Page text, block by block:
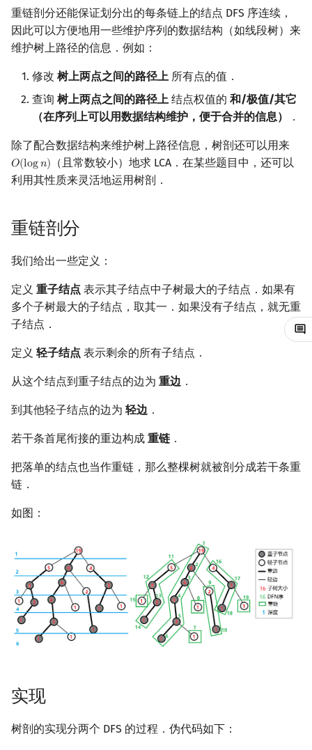
Geany
GUIDE
Sublime Text
CP Editor
Polygon
OJ 工具
LaTeX 入门
编译优化
桶排序
锦标赛排序
Tim 排序
排序相关 STL
倍增
构造
Dancing Links
Alpha–Beta 剪枝
优化
插头 DP
计数 DP
动态 DP
概率 DP
DP 套 DP
DP 优化
AC 自动机
后缀数组 (SA)
后缀自动机 (SAM)
后缀平衡树
广义后缀自动机
后缀树
序列自动机
最小表示法
Lyndon 分解
Main–Lorentz 算法
复数
数论
模逆元
中国剩余定理
升幂引理
阶乘取模
阶 & 原根
离散对数
高次剩余 & 单位根
数论分块
Min_25 筛
洲阁筛
类欧几里德算法
Stern–Brocot 树与 Farey
多项式与生成函数
常系数齐次线性递推
符号化方法
Lagrange 反演
形式幂级数复合|复合逆
组合数学
Entringer Number
分拆数
范德蒙德卷积
Pólya 计数
线性代数
特征多项式
Jordan标准型
线性规划
博弈论
数值算法
序理论
杨氏矩阵
拟阵
单调队列
ST 表
树状数组
线段树
划分树
二叉搜索树 & 平衡树
左偏红黑树
树套树
K-D Tree
动态树
析合树
PQ 树
霍夫曼树
例题
长链剖分
常见应用
长链剖分优化 DP
长链剖分求 k 级祖先
习题
半平面交
平面最近点对
随机增量法
反演变换
计算几何杂项
字节顺序
约瑟夫问题
表达式求值
在一台机器上规划任务
主元素问题
Garsia–Wachs 算法
珂朵莉树/颜色段均摊
空间优化简介
重链剖分还能保证划分出的每条链上的结点 DFS 序连续，
因此可以方便地用一些维护序列的数据结构（如线段树）来
维护树上路径的信息．例如：
修改 树上两点之间的路径上 所有点的值．
查询 树上两点之间的路径上 结点权值的 和/极值/其它
（在序列上可以用数据结构维护，便于合并的信息）
．
除了配合数据结构来维护树上路径信息，树剖还可以用来
𝑂(log𝑛)
O(logn)
（且常数较小）地求 LCA．在某些题目中，还可以
利用其性质来灵活地运用树剖．
重链剖分
我们给出一些定义：
定义 重子结点 表示其子结点中子树最大的子结点．如果有
多个子树最大的子结点，取其一．如果没有子结点，就无重
子结点．
定义 轻子结点 表示剩余的所有子结点．
从这个结点到重子结点的边为 重边 ．
到其他轻子结点的边为 轻边 ．
若干条首尾衔接的重边构成 重链 ．
把落单的结点也当作重链，那么整棵树就被剖分成若干条重
链．
如图：
实现
树剖的实现分两个 DFS 的过程．伪代码如下：